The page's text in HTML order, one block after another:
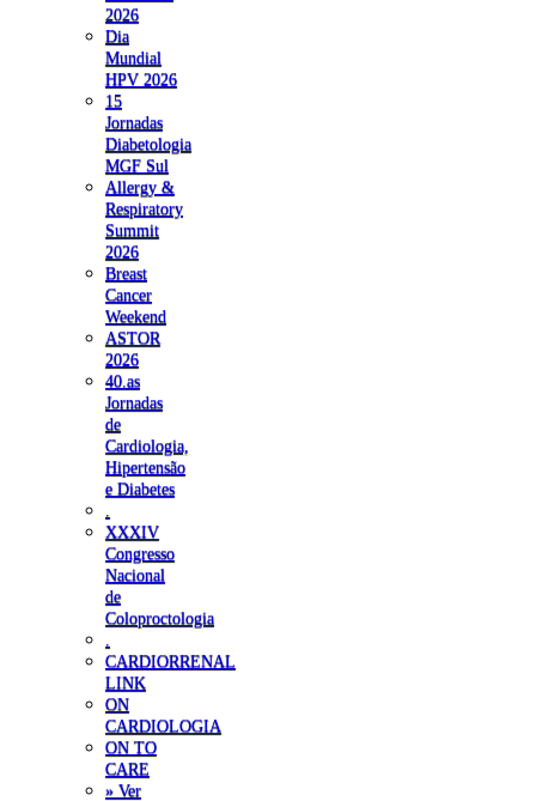
2026
Dia
Mundial
HPV 2026
15
Jornadas
Diabetologia
MGF Sul
Allergy &
Respiratory
Summit
2026
Breast
Cancer
Weekend
ASTOR
2026
40.as
Jornadas
de
Cardiologia,
Hipertensão
e Diabetes
XXXIV
Congresso
Nacional
de
Coloproctologia
CARDIORRENAL
LINK
ON
CARDIOLOGIA
ON TO
CARE
» Ver